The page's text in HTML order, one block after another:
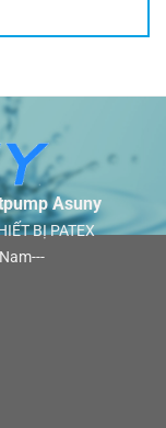
Asuny
BỊ PATEX